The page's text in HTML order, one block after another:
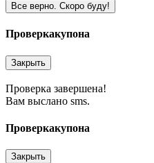
Все верно. Скоро буду!
Проверкакупона
Закрыть
Проверка завершена!
Вам выслано sms.
Проверкакупона
Закрыть